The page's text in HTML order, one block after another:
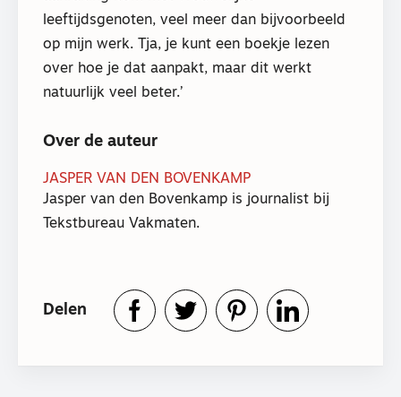
leeftijdsgenoten, veel meer dan bijvoorbeeld
op mijn werk. Tja, je kunt een boekje lezen
over hoe je dat aanpakt, maar dit werkt
natuurlijk veel beter.’
Over de auteur
JASPER VAN DEN BOVENKAMP
Jasper van den Bovenkamp is journalist bij
Tekstbureau Vakmaten.
Delen